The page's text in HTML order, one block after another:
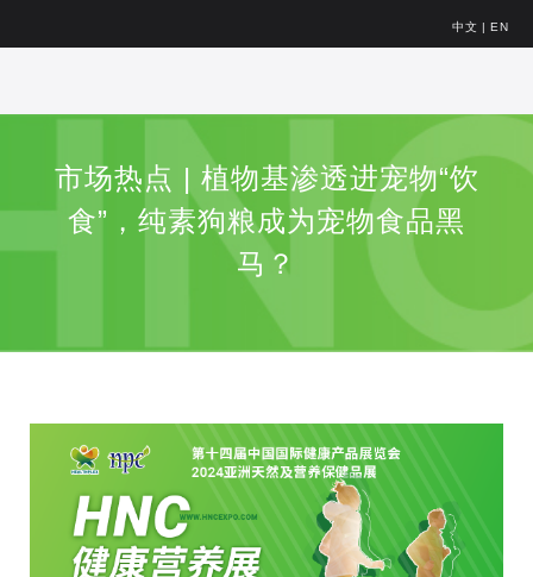
中文 | EN
市场热点 | 植物基渗透进宠物“饮
食”，纯素狗粮成为宠物食品黑
马？